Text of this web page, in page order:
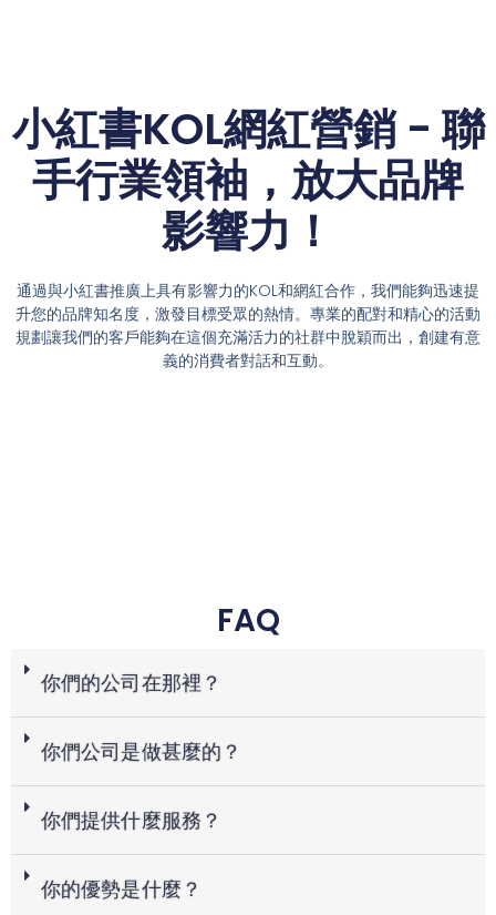
小紅書KOL網紅營銷 - 聯
手行業領袖，放大品牌
影響力！
通過與小紅書推廣上具有影響力的KOL和網紅合作，我們能夠迅速提
升您的品牌知名度，激發目標受眾的熱情。專業的配對和精心的活動
規劃讓我們的客戶能夠在這個充滿活力的社群中脫穎而出，創建有意
義的消費者對話和互動。
FAQ
你們的公司在那裡？
你們公司是做甚麼的？
你們提供什麼服務？
你的優勢是什麼？